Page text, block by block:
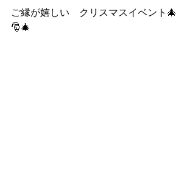
ご縁が嬉しい　クリスマスイベント🎄
🎅🎄